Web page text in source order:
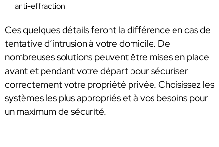
anti-effraction.
Ces quelques détails feront la différence en cas de
tentative d’intrusion à votre domicile. De
nombreuses solutions peuvent être mises en place
avant et pendant votre départ pour sécuriser
correctement votre propriété privée. Choisissez les
systèmes les plus appropriés et à vos besoins pour
un maximum de sécurité.